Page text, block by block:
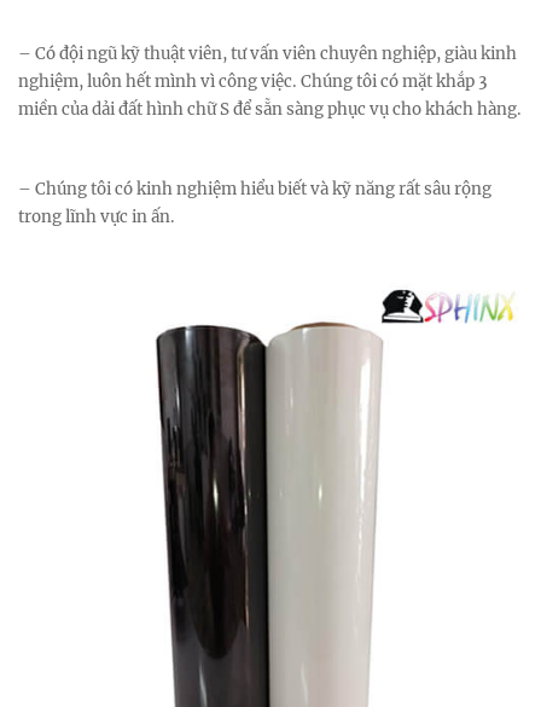
– Có đội ngũ kỹ thuật viên, tư vấn viên chuyên nghiệp, giàu kinh
nghiệm, luôn hết mình vì công việc. Chúng tôi có mặt khắp 3
miền của dải đất hình chữ S để sẵn sàng phục vụ cho khách hàng.
– Chúng tôi có kinh nghiệm hiểu biết và kỹ năng rất sâu rộng
trong lĩnh vực in ấn.